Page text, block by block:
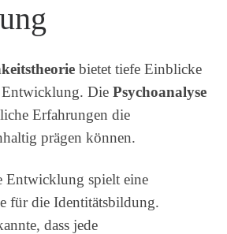
bietet tiefe Einblicke
Die Psychoanalyse
Erfahrungen die
prägen können.
Entwicklung spielt eine
für die Identitätsbildung.
dass jede